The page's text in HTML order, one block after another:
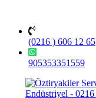
(0216 ) 606 12 65
905353351559